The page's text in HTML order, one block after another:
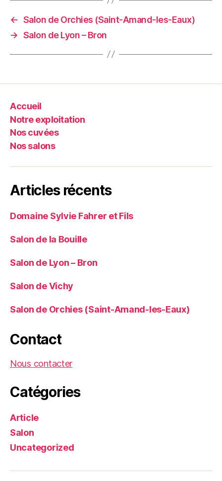
← Salon de Orchies (Saint-Amand-les-Eaux)
→ Salon de Lyon – Bron
Accueil
Notre exploitation
Nos cuvées
Nos salons
Articles récents
Domaine Sylvie Fahrer et Fils
Salon de la Bouille
Salon de Lyon – Bron
Salon de Vichy
Salon de Orchies (Saint-Amand-les-Eaux)
Contact
Nous contacter
Catégories
Article
Salon
Uncategorized